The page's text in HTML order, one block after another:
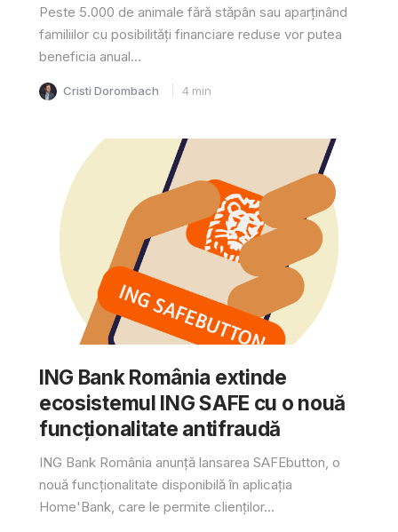
Peste 5.000 de animale fără stăpân sau aparținând
familiilor cu posibilități financiare reduse vor putea
beneficia anual...
Cristi Dorombach 4 min
ING Bank România extinde
ecosistemul ING SAFE cu o nouă
funcționalitate antifraudă
ING Bank România anunță lansarea SAFEbutton, o
nouă funcționalitate disponibilă în aplicația
Home'Bank, care le permite clienților...